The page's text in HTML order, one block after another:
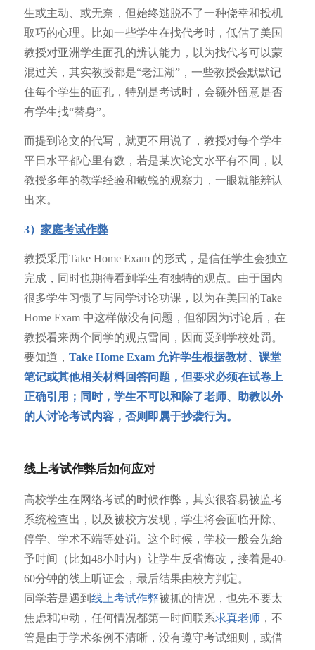
生或主动、或无奈，但始终逃脱不了一种侥幸和投机
取巧的心理。比如一些学生在找代考时，低估了美国
教授对亚洲学生面孔的辨认能力，以为找代考可以蒙
混过关，其实教授都是“老江湖”，一些教授会默默记
住每个学生的面孔，特别是考试时，会额外留意是否
有学生找“替身”。
而提到论文的代写，就更不用说了，教授对每个学生
平日水平都心里有数，若是某次论文水平有不同，以
教授多年的教学经验和敏锐的观察力，一眼就能辨认
出来。
3） 家庭考试作弊
教授采用Take Home Exam 的形式，是信任学生会独立
完成，同时也期待看到学生有独特的观点。由于国内
很多学生习惯了与同学讨论功课，以为在美国的Take
Home Exam 中这样做没有问题，但卻因为讨论后，在
教授看来两个同学的观点雷同，因而受到学校处罚。
要知道， Take Home Exam允许学生根据教材、课堂
笔记或其他相关材料回答问题，但要求必须在试卷上
正确引用；同时，学生不可以和除了老师、助教以外
的人讨论考试内容，否则即属于抄袭行为。
线上考试作弊后如何应对
高校学生在网络考试的时候作弊，其实很容易被监考
系统检查出，以及被校方发现，学生将会面临开除、
停学、学术不端等处罚。这个时候，学校一般会先给
予时间（比如48小时内）让学生反省悔改，接着是40-
60分钟的线上听证会，最后结果由校方判定。
同学若是遇到 线上考试作弊被抓的情况，也先不要太
焦虑和冲动，任何情况都第一时间联系求真老师，不
管是由于学术条例不清晰，没有遵守考试细则，或借